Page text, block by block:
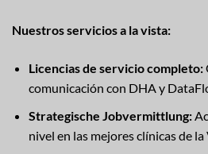
Nuestros servicios a la vista:
Licencias de servicio completo:
comunicación con DHA y
Strategische Jobvermittlung:
nivel en las mejores clínicas de la